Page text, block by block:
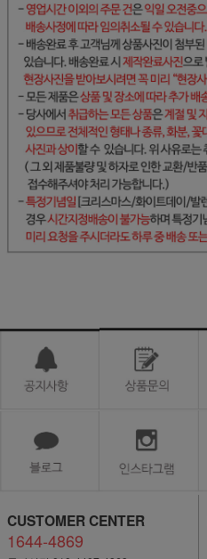
CUSTOMER CENTER
1644-4869